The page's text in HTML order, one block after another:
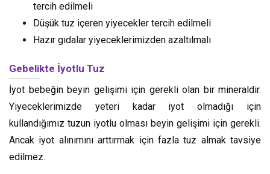
tercih edilmeli
Düşük tuz içeren yiyecekler tercih edilmeli
Hazır gıdalar yiyeceklerimizden azaltılmalı
Gebelikte İyotlu Tuz
İyot bebeğin beyin gelişimi için gerekli olan bir mineraldir.
Yiyeceklerimizde yeteri kadar iyot olmadığı için
kullandığımız tuzun iyotlu olması beyin gelişimi için gerekli.
Ancak iyot alınımını arttırmak için fazla tuz almak tavsiye
edilmez.